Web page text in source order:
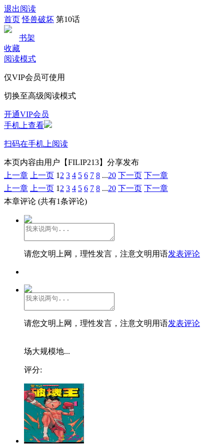
退出阅读
首页 怪兽破坏 第10话
书架
收藏
阅读模式
仅VIP会员可使用
切换至高级阅读模式
开通VIP会员
手机上查看
扫码在手机上阅读
本页内容由用户【FILIP213】分享发布
上一章
上一页 1 2 3 4 5 6 7 8 ...20 下一页 下一章
上一章
上一页 1 2 3 4 5 6 7 8 ...20 下一页 下一章
本章评论 (共有1条评论)
请您文明上网，理性发言，注意文明用语发表评论
请您文明上网，理性发言，注意文明用语发表评论
场大规模地...
评分: